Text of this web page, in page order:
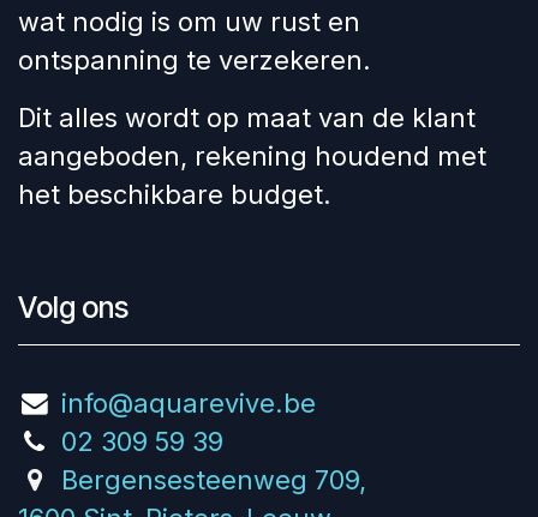
wat nodig is om uw rust en
ontspanning te verzekeren.
Dit alles wordt op maat van de klant
aangeboden, rekening houdend met
het beschikbare budget.
Volg ons
info@aquarevive.be
02 309 59 39
Bergensesteenweg 709,